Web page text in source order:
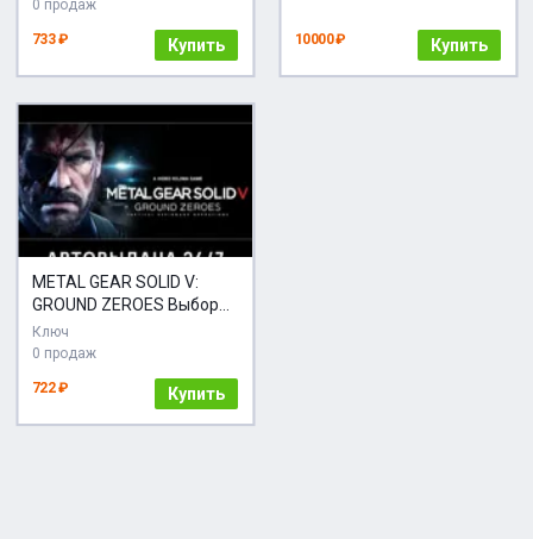
0 продаж
733 ₽ Купить 10000 ₽ Купить
METAL GEAR SOLID V:
GROUND ZEROES Выбор
Стран Авто-Доставка
24/7
Ключ
0 продаж
722 ₽ Купить